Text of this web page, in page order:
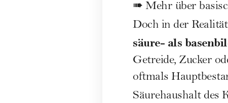
➠ Mehr über
Doch in der
säure- als
Getreide, Zucker
oftmals
Säurehaushalt des